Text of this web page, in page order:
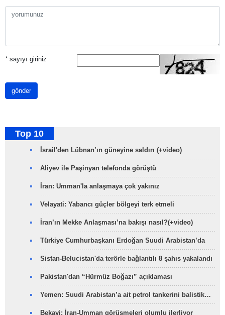
*sayıyı giriniz
gönder
Top 10
İsrail'den Lübnan’ın güneyine saldırı (+video)
Aliyev ile Paşinyan telefonda görüştü
İran: Umman'la anlaşmaya çok yakınız
Velayati: Yabancı güçler bölgeyi terk etmeli
İran’ın Mekke Anlaşması’na bakışı nasıl?(+video)
Türkiye Cumhurbaşkanı Erdoğan Suudi Arabistan’da
Sistan-Belucistan'da terörle bağlantılı 8 şahıs yakalandı
Pakistan'dan “Hürmüz Boğazı” açıklaması
Yemen: Suudi Arabistan’a ait petrol tankerini balistik…
Bekayi: İran-Umman görüşmeleri olumlu ilerliyor